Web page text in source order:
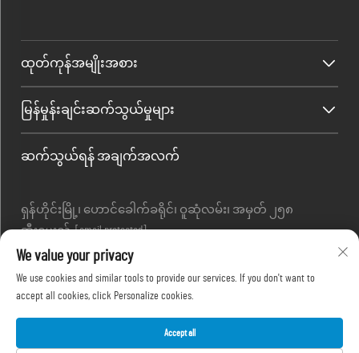
ထုတ်ကုန်အမျိုးအစား
မြန်မှုန်းချင်းဆက်သွယ်မှုများ
ဆက်သွယ်ရန် အချက်အလက်
ရှန်ဟိုင်းမြို့၊ ဟောင်ခေါက်ခရိုင်၊ ဝူဆုံလမ်း၊ အမှတ် ၂၅၈
အီးမေးလ် :[email protected]
တယ်လီဖုန်း :+86-13280087620
တယ်လီဖုန်း :
+86-13280035385
တယ်လီဖုန်း : +86-13280039195
We value your privacy
We use cookies and similar tools to provide our services. If you don't want to
accept all cookies, click Personalize cookies.
Accept all